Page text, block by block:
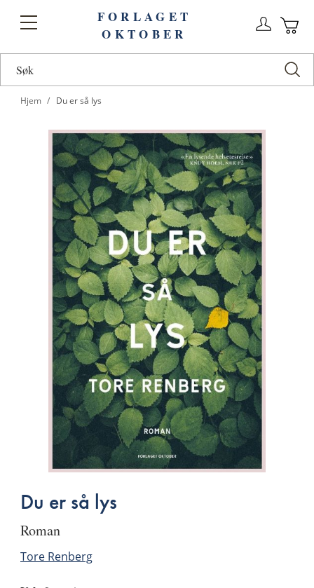
Toggle
FORLAGET
OKTOBER
Hjem Du er så lys
Du er så lys
roman
Tore Renberg